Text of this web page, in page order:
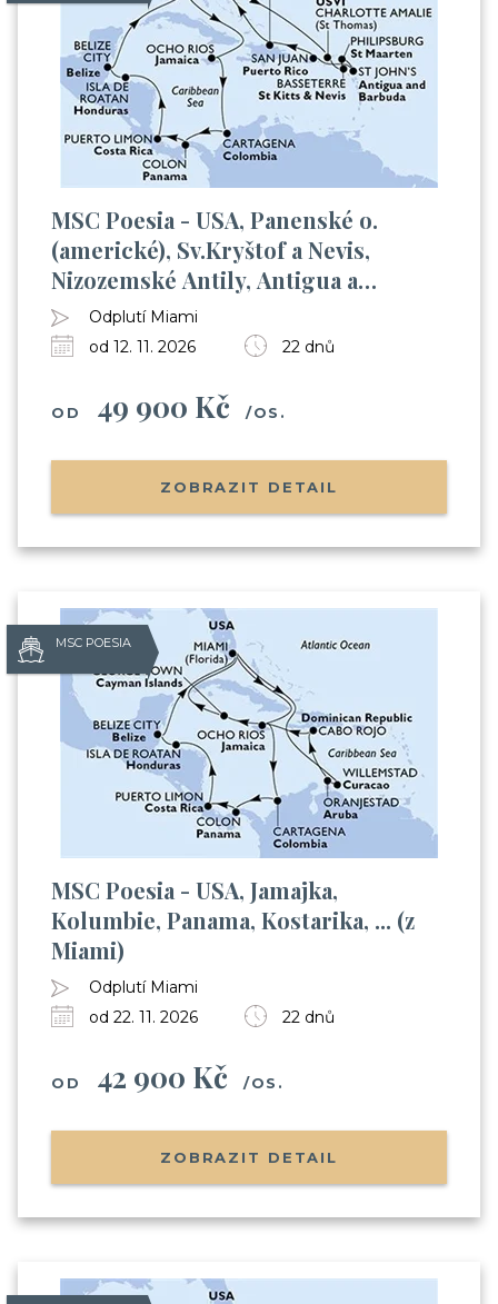
MSC Poesia - USA, Panenské o.
(americké), Sv.Kryštof a Nevis,
Nizozemské Antily, Antigua a
Barbuda, ... (z Miami)
Odplutí Miami
od 12. 11. 2026
22 dnů
OD 49 900 Kč /OS.
ZOBRAZIT DETAIL
MSC POESIA
MSC Poesia - USA, Jamajka,
Kolumbie, Panama, Kostarika, ... (z
Miami)
Odplutí Miami
od 22. 11. 2026
22 dnů
OD 42 900 Kč /OS.
ZOBRAZIT DETAIL